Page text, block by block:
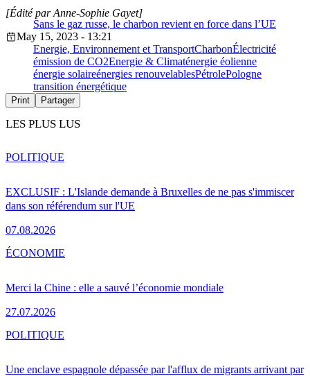
Sans le gaz russe, le charbon revient en force dans l’UE
[Édité par Anne-Sophie Gayet]
May 15, 2023 - 13:21
Energie, Environnement et TransportCharbonÉlectricité
émission de CO2Energie & Climaténergie éolienne
énergie solaireénergies renouvelablesPétrolePologne
transition énergétique
Print Partager
LES PLUS LUS
EXCLUSIF : L'Islande demande à Bruxelles de ne pas s'immiscer
dans son référendum sur l'UE
07.08.2026
POLITIQUE
Merci la Chine : elle a sauvé l’économie mondiale
27.07.2026
ÉCONOMIE
Une enclave espagnole dépassée par l'afflux de migrants arrivant par
POLITIQUE